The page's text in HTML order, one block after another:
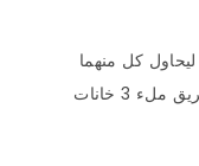
الورقة إلى 9 مربعات (3*3)؛ ليحاول كل منهما
تكوين خط أفقي أو رأسي أو مائل عن طريق ملء 3 خانات